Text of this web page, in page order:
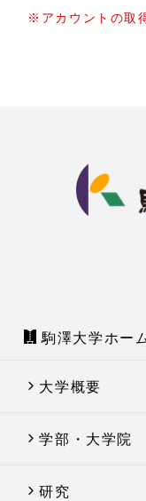
※アカウントの取
駒澤大学ホー
大学概要
学部・大学院
研究